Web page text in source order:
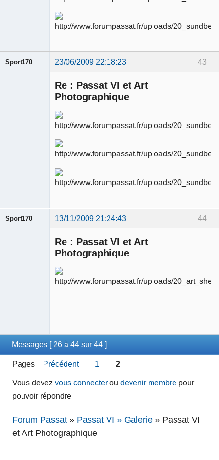
43
Sport170 23/06/2009 22:18:23
Re : Passat VI et Art
Photographique
44
Sport170 13/11/2009 21:24:43
Re : Passat VI et Art
Photographique
Messages [ 26 à 44 sur 44 ]
Pages Précédent 1 2
Vous devezvous connecter oudevenir membre pour
pouvoir répondre
Forum Passat » Passat VI » Galerie » Passat VI
et Art Photographique